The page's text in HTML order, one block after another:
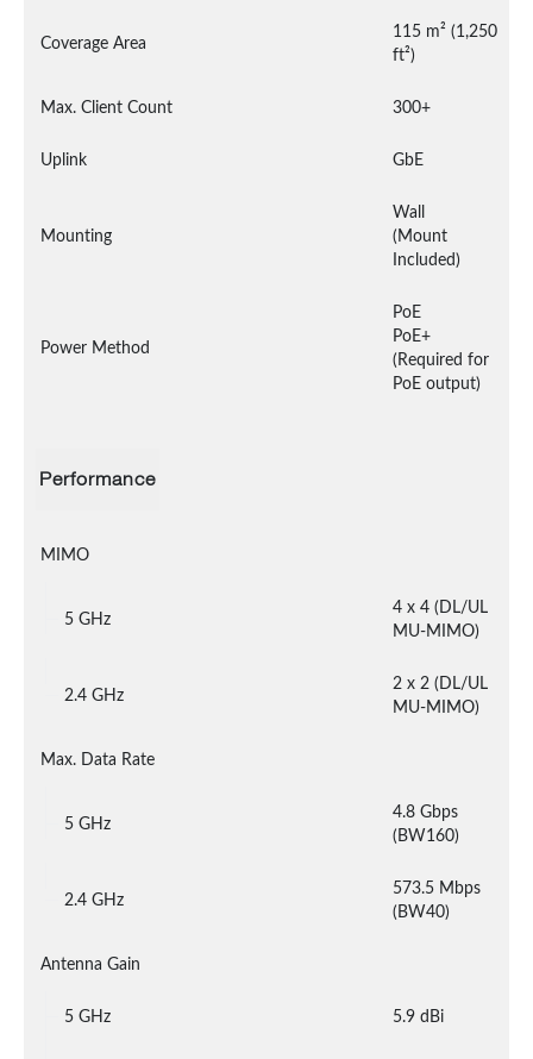
Coverage Area
115 m² (1,250
ft²)
Max. Client Count 300+
Uplink GbE
Mounting
Wall
(Mount
Included)
Power Method
PoE
PoE+
(Required for
PoE output)
Performance
MIMO
5 GHz
4 x 4 (DL/UL
MU-MIMO)
2.4 GHz
2 x 2 (DL/UL
MU-MIMO)
Max. Data Rate
5 GHz
4.8 Gbps
(BW160)
2.4 GHz
573.5 Mbps
(BW40)
Antenna Gain
5 GHz 5.9 dBi